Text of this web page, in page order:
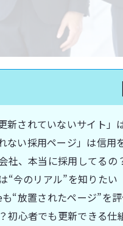
新されていないサイト」
ない採用ページ」は信用
社、本当に採用してるの
“今のリアル”を知りたい
“放置されたページ”を
初心者でも更新できる仕